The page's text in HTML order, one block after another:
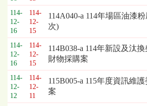
114-
12-
16
114-
12-
15
114A040-a 114年場區油漆
次)
114-
12-
16
114-
12-
15
114B038-a 114年新設及汰
財物採購案
114-
12-
12
114-
12-
11
115B005-a 115年度資訊維
案